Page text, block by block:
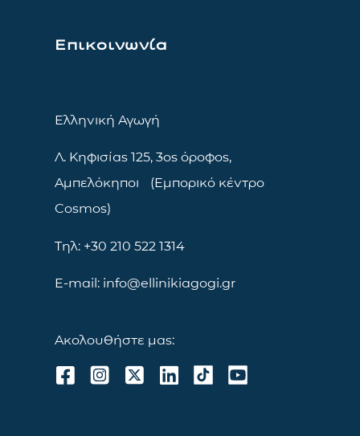
Επικοινωνία
Ελληνική Αγωγή
Λ. Κηφισίας 125, 3ος όροφος,
Αμπελόκηποι (Εμπορικό κέντρο
Cosmos)
Τηλ: +30 210 522 1314
E-mail: info@ellinikiagogi.gr
Ακολουθήστε μας: